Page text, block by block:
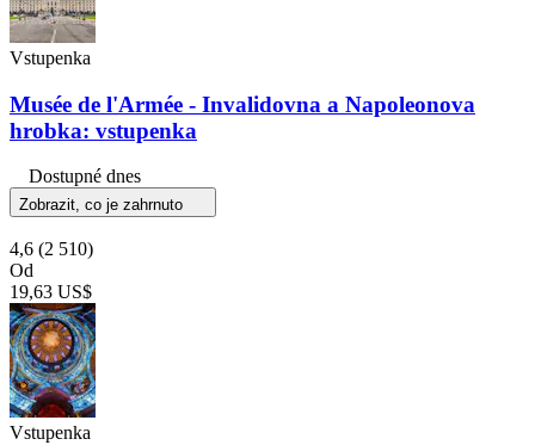
Vstupenka
Musée de l'Armée - Invalidovna a Napoleonova
hrobka: vstupenka
Dostupné dnes
Zobrazit, co je zahrnuto
4,6 (2 510)
Od
19,63 US$
Vstupenka